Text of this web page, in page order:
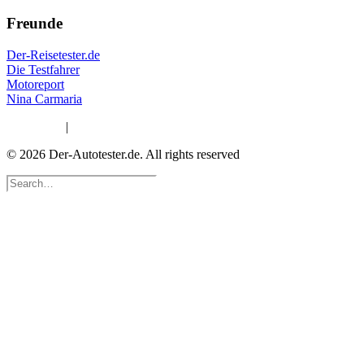
Freunde
Der-Reisetester.de
Die Testfahrer
Motoreport
Nina Carmaria
|
© 2026 Der-Autotester.de. All rights reserved